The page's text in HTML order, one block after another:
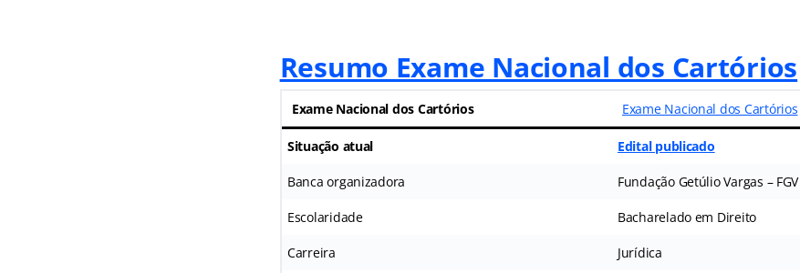
Resumo Exame Nacional dos Cartórios
Exame Nacional dos Cartórios Exame Nacional dos Cartórios
Situação atual Edital publicado
Banca organizadora Fundação Getúlio Vargas – FGV
Escolaridade Bacharelado em Direito
Carreira Jurídica